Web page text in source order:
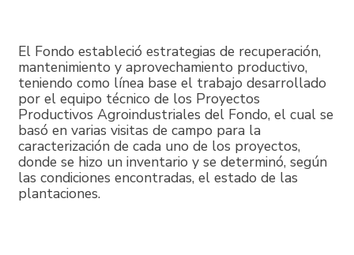
El Fondo estableció estrategias de recuperación,
mantenimiento y aprovechamiento productivo,
teniendo como línea base el trabajo desarrollado
por el equipo técnico de los Proyectos
Productivos Agroindustriales del Fondo, el cual se
basó en varias visitas de campo para la
caracterización de cada uno de los proyectos,
donde se hizo un inventario y se determinó, según
las condiciones encontradas, el estado de las
plantaciones.